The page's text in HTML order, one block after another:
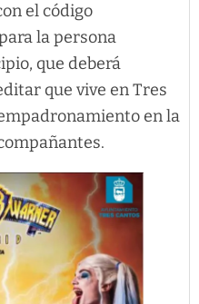
el código
la persona
que deberá
que vive en Tres
en la